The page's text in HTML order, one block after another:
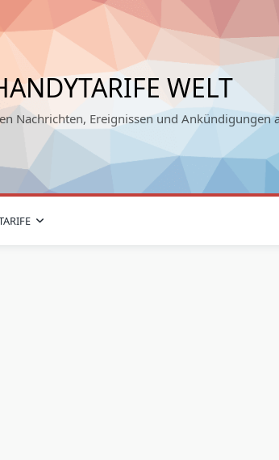
WELT
Nachrichten, Ereignissen und Ankündigungen